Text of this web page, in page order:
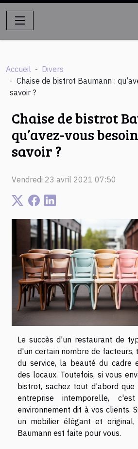
Accueil
Divers
Chaise de bistrot Baumann :
savoir ?
Chaise de bistrot
qu’avez-vous
savoir ?
Vendredi 23 avril 2021 07:50
Le succès d'un restaurant de
d'un certain nombre de facteurs,
du service, la beauté du cadre
des locaux. Toutefois, si vous
bistrot, sachez tout d'abord que
entreprise intemporelle,
environnement dit à vos clients.
un mobilier élégant et
Baumann est faite pour vous.